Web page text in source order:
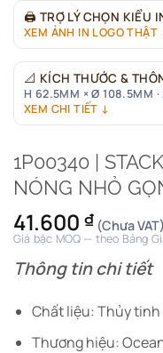
🖨 TRỢ LÝ CHỌN KIỂU
XEM ẢNH IN LOGO THẬT
📐 KÍCH THƯỚC &
H 62.5MM × Ø 108.5MM ·
XEM CHI TIẾT ↓
1P00340 |
NÓNG NHỎ
41.600 ₫ (Chưa
Giá bậc MOQ — theo Bảng
Thông tin chi tiết
Chất liệu: Thủy tinh
Thương hiệu: